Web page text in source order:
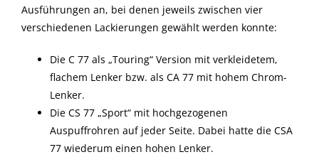
Ausführungen an, bei denen jeweils zwischen vier
verschiedenen Lackierungen gewählt werden konnte:
Die C 77 als „Touring“ Version mit verkleidetem,
flachem Lenker bzw. als CA 77 mit hohem Chrom-
Lenker.
Die CS 77 „Sport“ mit hochgezogenen
Auspuffrohren auf jeder Seite. Dabei hatte die CSA
77 wiederum einen hohen Lenker.